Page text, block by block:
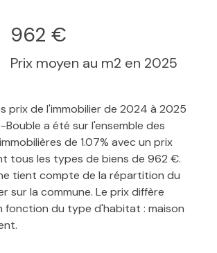
962 €
Prix moyen au m2 en 2025
prix de l'immobilier de 2024 à 2025
a été sur l'ensemble des
de 1.07% avec un prix
tous les types de biens de 962 €.
tient compte de la répartition du
sur la commune. Le prix diffère
fonction du type d'habitat : maison